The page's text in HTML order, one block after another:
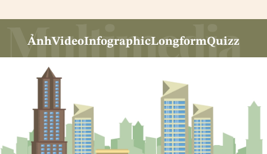
ẢnhVideoInfographicLongformQuizz